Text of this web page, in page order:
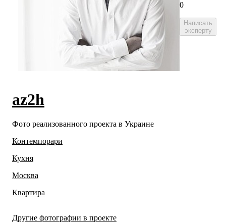
0
Написать
эксперту
az2h
Фото реализованного проекта в Украине
Контемпорари
Кухня
Москва
Квартира
Другие фотографии в проекте